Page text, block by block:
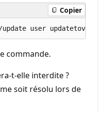
Copier
commande.
t-elle interdite ?
soit résolu lors de